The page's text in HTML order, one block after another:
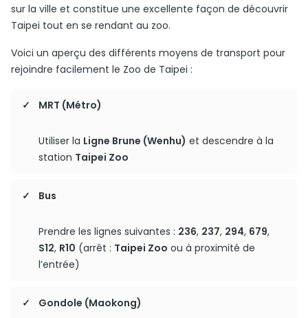
sur la ville et constitue une excellente façon de découvrir
Taipei tout en se rendant au zoo.
Voici un aperçu des différents moyens de transport pour
rejoindre facilement le Zoo de Taipei :
MRT (Métro)
Utiliser la Ligne Brune (Wenhu) et descendre à la
station Taipei Zoo
Bus
Prendre les lignes suivantes : 236, 237, 294, 679,
S12, R10 (arrêt : Taipei Zoo ou à proximité de
l’entrée)
Gondole (Maokong)